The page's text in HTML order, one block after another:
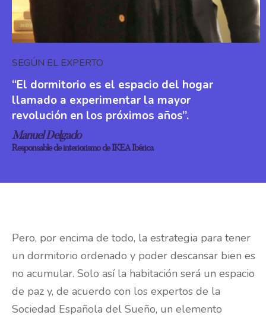
DESCANSO
Érase una vez… el descanso:
aprende todo lo que tienes que saber
para dormir bien
Prado Campos
6 octubre, 2020 - 16:51
FAMILIAS
Descansar en familia: cómo crear la